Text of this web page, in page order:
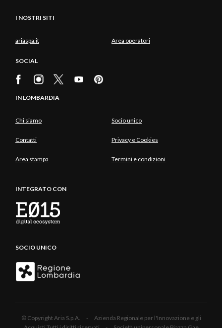
I NOSTRI SITI
ariaspa.it Area operatori
SOCIAL
IN LOMBARDIA
Chi siamo Socio unico
Contatti Privacy e Cookies
Area stampa Termini e condizioni
INTEGRATO CON
SOCIO UNICO
© Copyright Aria S.p.A. - Azienda Regionale per l'Innovazione e gli